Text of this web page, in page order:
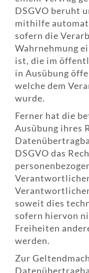
DSGVO beruht
mithilfe
sofern die
Wahrnehmung
ist, die im
in Ausübung
welche dem
wurde.
Ferner hat die
Ausübung ihres
DSGVO das
soweit dies
sofern hiervon
Freiheiten
werden.
Zur